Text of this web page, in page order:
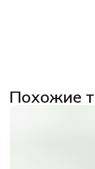
Похожие